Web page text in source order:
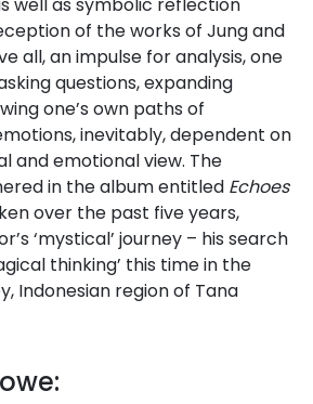
of the works of Jung and
all, an impulse for analysis, one
questions, expanding
one’s own paths of
inevitably, dependent on
and emotional view. The
in the album entitled Echoes
over the past five years,
‘mystical’ journey – his search
thinking’ this time in the
Indonesian region of Tana